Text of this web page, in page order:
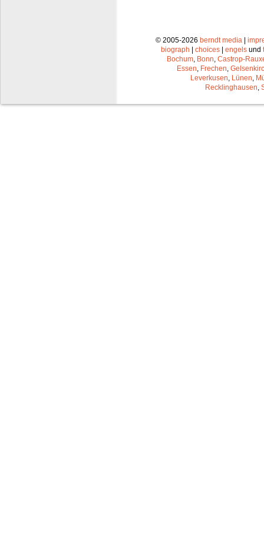
© 2005-2026 berndt media |
biograph | choices | engels und
Bochum Bonn Castrop-
Essen Frechen
Leverkusen Lünen
Recklinghausen